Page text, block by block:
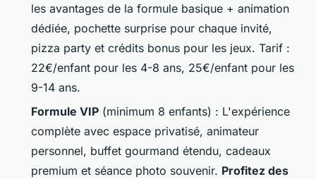
les avantages de la formule basique + animation
dédiée, pochette surprise pour chaque invité,
pizza party et crédits bonus pour les jeux. Tarif :
22€/enfant pour les 4-8 ans, 25€/enfant pour les
9-14 ans.
Formule VIP (minimum 8 enfants) : L'expérience
complète avec espace privatisé, animateur
personnel, buffet gourmand étendu, cadeaux
premium et séance photo souvenir. Profitez des